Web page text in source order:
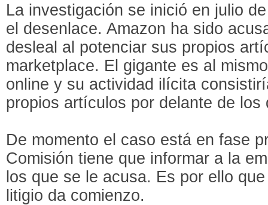
La investigación se inició en julio
el desenlace. Amazon ha sido
desleal al potenciar sus propios
marketplace. El gigante es al
online y su actividad ilícita
propios artículos por delante de los
De momento el caso está en fase
Comisión tiene que informar a la
los que se le acusa. Es por ello
litigio da comienzo.